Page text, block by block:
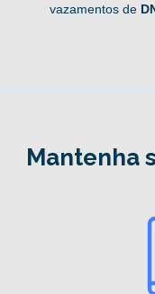
vazamentos de
Mantenha